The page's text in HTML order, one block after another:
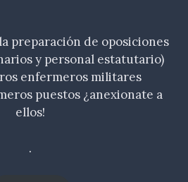
preparación de oposiciones
y personal estatutario)
enfermeros militares
puestos ¿anexionate a
ellos!
.